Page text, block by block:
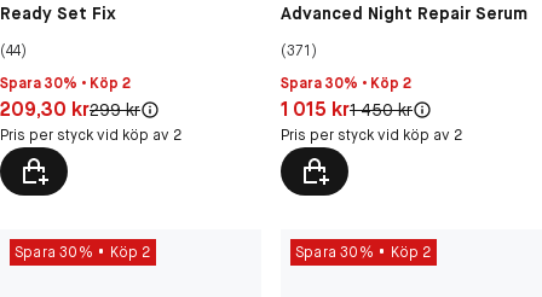
Ready Set Fix
(44)
Spara 30% • Köp 2
Pris: 209,30 kr
209,30 krOriginal pris:
299 kr
Pris per styck vid köp av 2
Advanced Night Repair Serum
(371)
Spara 30% • Köp 2
Pris: 1 015 kr
1 015 krOriginal pris:
1 450 kr
Pris per styck vid köp av 2
Spara 30% Köp 2 Spara 30% Köp 2